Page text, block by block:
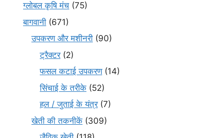
ग्लोबल कृषि मंच (75)
बागवानी (671)
उपकरण और मशीनरी (90)
ट्रैक्टर(2)
फसल कटाई उपकरण(14)
सिंचाई के तरीके (52)
हल / जुताई के यंत्र(7)
खेती की तकनीकें (309)